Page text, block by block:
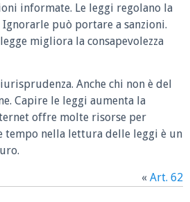
informate. Le leggi regolano la
può portare a sanzioni.
migliora la consapevolezza
Anche chi non è del
Capire le leggi aumenta la
offre molte risorse per
tempo nella lettura delle leggi è un
« Art. 62